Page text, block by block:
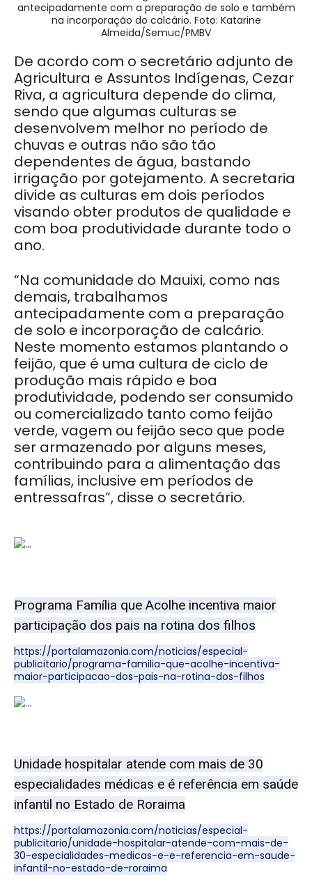
antecipadamente com a preparação de solo e também
na incorporação do calcário. Foto: Katarine
Almeida/Semuc/PMBV
De acordo com o secretário adjunto de
Agricultura e Assuntos Indígenas, Cezar
Riva, a agricultura depende do clima,
sendo que algumas culturas se
desenvolvem melhor no período de
chuvas e outras não são tão
dependentes de água, bastando
irrigação por gotejamento. A secretaria
divide as culturas em dois períodos
visando obter produtos de qualidade e
com boa produtividade durante todo o
ano.
“Na comunidade do Mauixi, como nas
demais, trabalhamos
antecipadamente com a preparação
de solo e incorporação de calcário.
Neste momento estamos plantando o
feijão, que é uma cultura de ciclo de
produção mais rápido e boa
produtividade, podendo ser consumido
ou comercializado tanto como feijão
verde, vagem ou feijão seco que pode
ser armazenado por alguns meses,
contribuindo para a alimentação das
famílias, inclusive em períodos de
entressafras”, disse o secretário.
Programa Família que Acolhe incentiva maior
participação dos pais na rotina dos filhos
https://portalamazonia.com/noticias/especial-
publicitario/programa-familia-que-acolhe-incentiva-
maior-participacao-dos-pais-na-rotina-dos-filhos
Unidade hospitalar atende com mais de 30
especialidades médicas e é referência em saúde
infantil no Estado de Roraima
https://portalamazonia.com/noticias/especial-
publicitario/unidade-hospitalar-atende-com-mais-de-
30-especialidades-medicas-e-e-referencia-em-saude-
infantil-no-estado-de-roraima